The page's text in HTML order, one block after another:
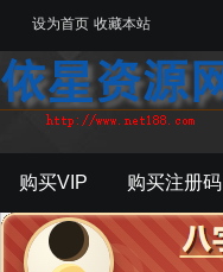
设为首页 收藏本站
购买VIP 购买注册码
游戏工具 影音资源